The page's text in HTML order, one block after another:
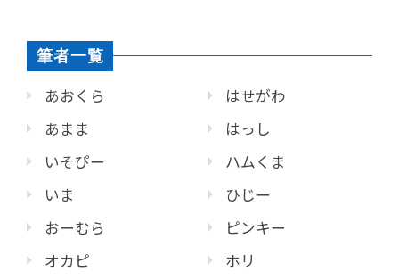
筆者一覧
あおくら
あまま
いそぴー
いま
おーむら
オカピ
はせがわ
はっし
ハムくま
ひじー
ピンキー
ホリ